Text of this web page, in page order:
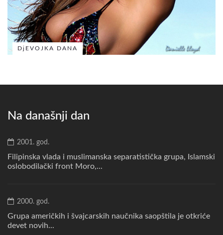
DjEVOJKA DANA
Na današnji dan
2001. god.
Filipinska vlada i muslimanska separatistička grupa, Islamski
oslobodilački front Moro,...
2000. god.
Grupa američkih i švajcarskih naučnika saopštila je otkriće
devet novih...